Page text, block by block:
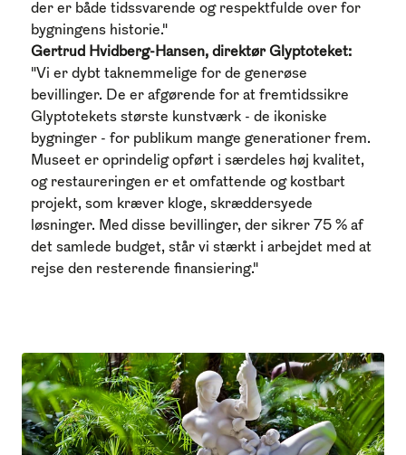
der er både tidssvarende og respektfulde over for
bygningens historie."
Gertrud Hvidberg-Hansen, direktør Glyptoteket:
"Vi er dybt taknemmelige for de generøse
bevillinger. De er afgørende for at fremtidssikre
Glyptotekets største kunstværk - de ikoniske
bygninger - for publikum mange generationer frem.
Museet er oprindelig opført i særdeles høj kvalitet,
og restaureringen er et omfattende og kostbart
projekt, som kræver kloge, skræddersyede
løsninger. Med disse bevillinger, der sikrer 75 % af
det samlede budget, står vi stærkt i arbejdet med at
rejse den resterende finansiering."